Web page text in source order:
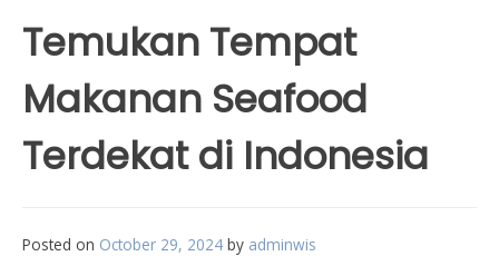
Temukan Tempat
Makanan Seafood
Terdekat di Indonesia
Posted on October 29, 2024 by adminwis